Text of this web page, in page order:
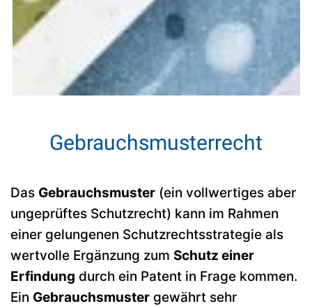
Gebrauchsmusterrecht
Das Gebrauchsmuster (ein vollwertiges aber
ungeprüftes Schutzrecht) kann im Rahmen
einer gelungenen Schutzrechtsstrategie als
wertvolle Ergänzung zum Schutz einer
Erfindung durch ein Patent in Frage kommen.
Ein Gebrauchsmuster gewährt sehr